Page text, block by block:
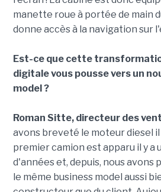
manette roue à portée de main
donne accès à la navigation sur
Est-ce que cette
digitale vous pousse vers un
model ?
Roman Sitte, directeur des
avons breveté le moteur diesel il
premier camion est apparu il y a
d'années et, depuis, nous avons
le même business model aussi